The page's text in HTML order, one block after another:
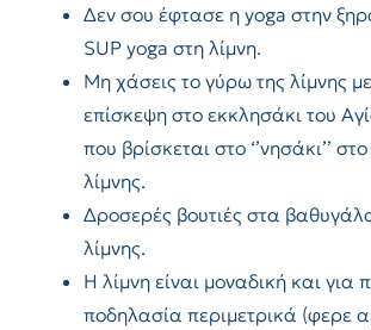
Δεν σου έφτασε η yoga στην
SUP yoga στη λίμνη.
Μη χάσεις το γύρω της λίμνης
επίσκεψη στο εκκλησάκι του
που βρίσκεται στο ‘’νησάκι’’
λίμνης.
Δροσερές βουτιές στα
λίμνης.
Η λίμνη είναι μοναδική και για
ποδηλασία περιμετρικά (φερε